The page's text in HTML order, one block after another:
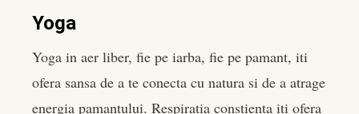
Yoga
Yoga in aer liber, fie pe iarba, fie pe pamant, iti
ofera sansa de a te conecta cu natura si de a atrage
energia pamantului. Respiratia constienta iti ofera